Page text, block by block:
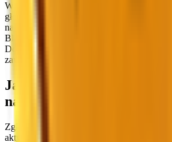
W ramach konkursów rozdawane są różne
główną nagrodą są boskie bronie. Boskie
najrzadszych i najbardziej poszukiwanych
BloxSwaps daje Ci realną szansę na
Dostępne nagrody zmieniają się w
zawsze do wygrania są inne przedmioty.
Jak wziąć udział w
nagrodami
Zgłoszenie się do konkursu na BloxSwaps
aktywny konkurs ma zestaw zadań, które